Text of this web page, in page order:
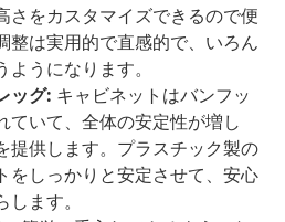
さをカスタマイズできるので便
整は実用的で直感的で、いろん
うになります。
ッグ: キャビネットはバンフッ
ていて、全体の安定性が増し
提供します。プラスチック製の
をしっかりと安定させて、安心
ます。